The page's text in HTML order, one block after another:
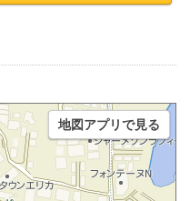
地図アプリで見る